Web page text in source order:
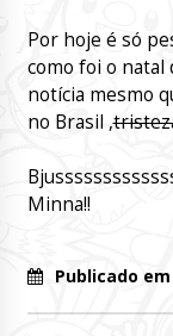
Por hoje é só
como foi o natal
notícia mesmo
no Brasil ,
Minna!!
Publicado em